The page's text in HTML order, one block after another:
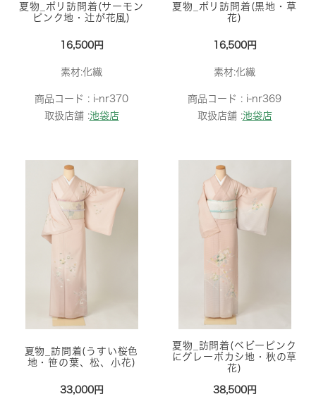
夏物_ポリ訪問着(サーモン
ピンク地・辻が花風)
16,500円
素材:化繊
商品コード : i-nr370
取扱店舗 :池袋店
夏物_ポリ訪問着(黒地・草
花)
16,500円
素材:化繊
商品コード : i-nr369
取扱店舗 :池袋店
夏物_訪問着(うすい桜色
地・笹の葉、松、小花)
33,000円
夏物_訪問着(ベビーピンク
にグレーボカシ地・秋の草
花)
38,500円